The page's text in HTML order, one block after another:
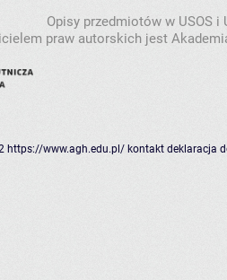
Opisy przedmiotów w USOS
praw autorskich jest
https://www.agh.edu.pl/ kontakt deklaracja